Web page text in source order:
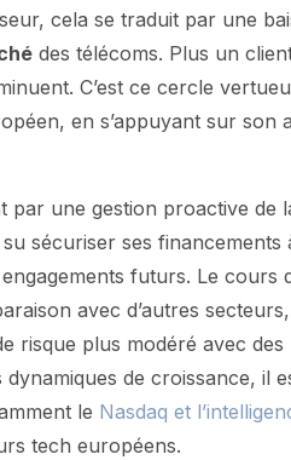
cela se traduit par une
des télécoms. Plus un
C’est ce cercle
en s’appuyant sur son
par une gestion proactive de
sécuriser ses
futurs. Le cours
avec d’autres
risque plus modéré avec
de croissance, il
le Nasdaq et
tech européens.